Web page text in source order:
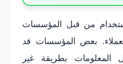
من قبل المؤسسات
بعض المؤسسات قد
المعلومات بطريقة غير